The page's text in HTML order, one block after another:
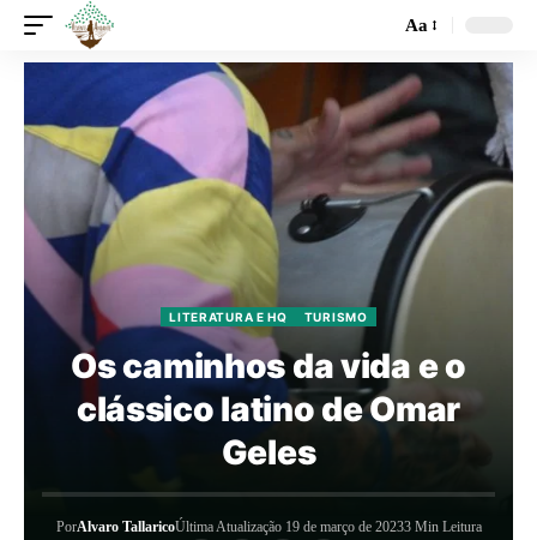
Aa
LITERATURA E HQ TURISMO
Os caminhos da vida e o
clássico latino de Omar
Geles
PorAlvaro TallaricoÚltima Atualização 19 de março de 20233 Min Leitura